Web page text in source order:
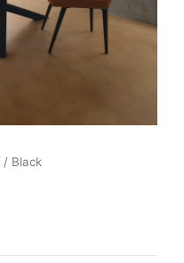
/ Black